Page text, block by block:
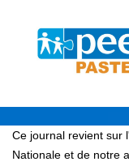
Ce journal revient sur
Nationale et de notre